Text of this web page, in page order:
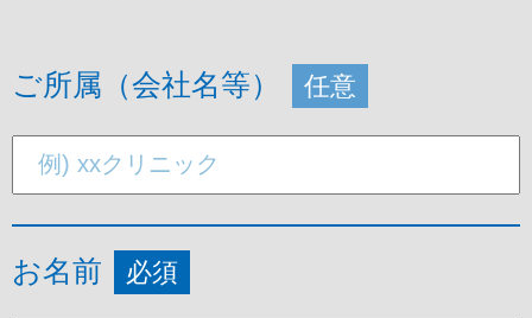
ご所属（会社名等） 任意
お名前 必須